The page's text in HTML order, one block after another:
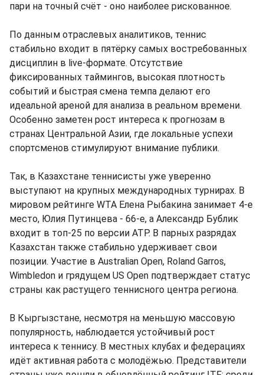
пари на точный счёт - оно наиболее рискованное.
По данным отраслевых аналитиков, теннис
стабильно входит в пятёрку самых востребованных
дисциплин в live-формате. Отсутствие
фиксированных таймингов, высокая плотность
событий и быстрая смена темпа делают его
идеальной ареной для анализа в реальном времени.
Особенно заметен рост интереса к прогнозам в
странах Центральной Азии, где локальные успехи
спортсменов стимулируют внимание публики.
Так, в Казахстане теннисисты уже уверенно
выступают на крупных международных турнирах. В
мировом рейтинге WTA Елена Рыбакина занимает 4-е
место, Юлия Путинцева - 66-е, а Александр Бублик
входит в топ-25 по версии ATP. В парных разрядах
Казахстан также стабильно удерживает свои
позиции. Участие в Australian Open, Roland Garros,
Wimbledon и грядущем US Open подтверждает статус
страны как растущего теннисного центра региона.
В Кыргызстане, несмотря на меньшую массовую
популярность, наблюдается устойчивый рост
интереса к теннису. В местных клубах и федерациях
идёт активная работа с молодёжью. Представители